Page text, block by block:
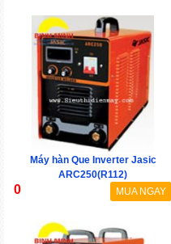
Máy hàn Que Inverter Jasic
ARC250(R112)
0 MUA NGAY